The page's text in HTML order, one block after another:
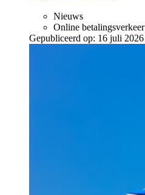
Nieuws
Online betalingsverkeer
Gepubliceerd op: 16 juli 2026